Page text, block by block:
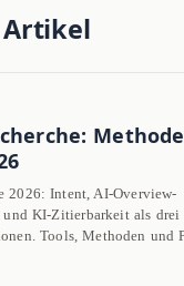
2026: Intent, AI-Overview-
KI-Zitierbarkeit als drei
Tools, Methoden und